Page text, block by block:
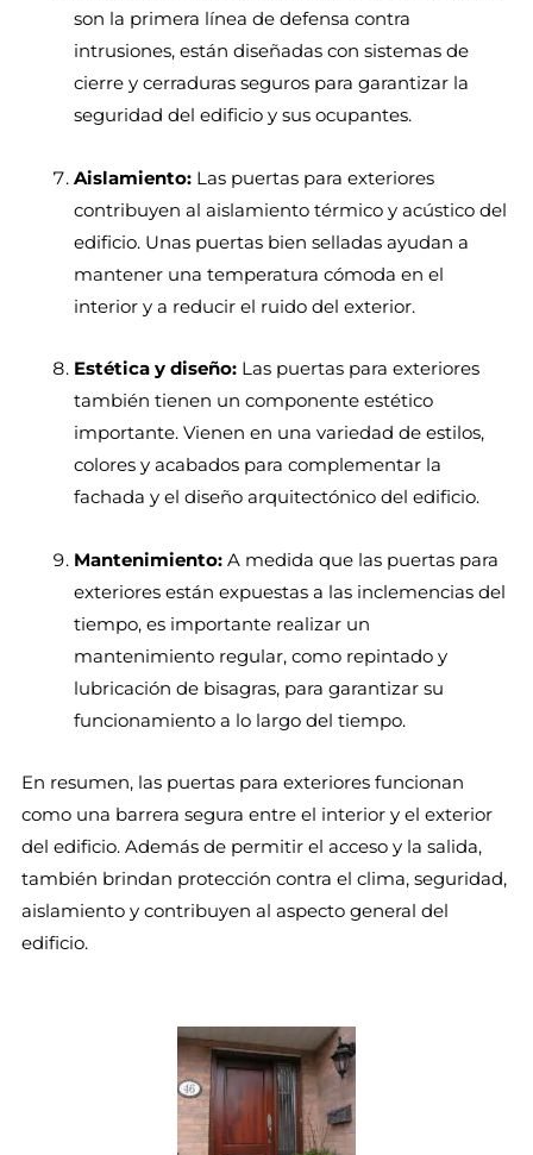
son la primera línea de defensa contra
intrusiones, están diseñadas con sistemas de
cierre y cerraduras seguros para garantizar la
seguridad del edificio y sus ocupantes.
Aislamiento:Las puertas para exteriores
contribuyen al aislamiento térmico y acústico del
edificio. Unas puertas bien selladas ayudan a
mantener una temperatura cómoda en el
interior y a reducir el ruido del exterior.
Estética y diseño:Las puertas para exteriores
también tienen un componente estético
importante. Vienen en una variedad de estilos,
colores y acabados para complementar la
fachada y el diseño arquitectónico del edificio.
Mantenimiento:A medida que las puertas para
exteriores están expuestas a las inclemencias del
tiempo, es importante realizar un
mantenimiento regular, como repintado y
lubricación de bisagras, para garantizar su
funcionamiento a lo largo del tiempo.
En resumen, las puertas para exteriores funcionan
como una barrera segura entre el interior y el exterior
del edificio. Además de permitir el acceso y la salida,
también brindan protección contra el clima, seguridad,
aislamiento y contribuyen al aspecto general del
edificio.